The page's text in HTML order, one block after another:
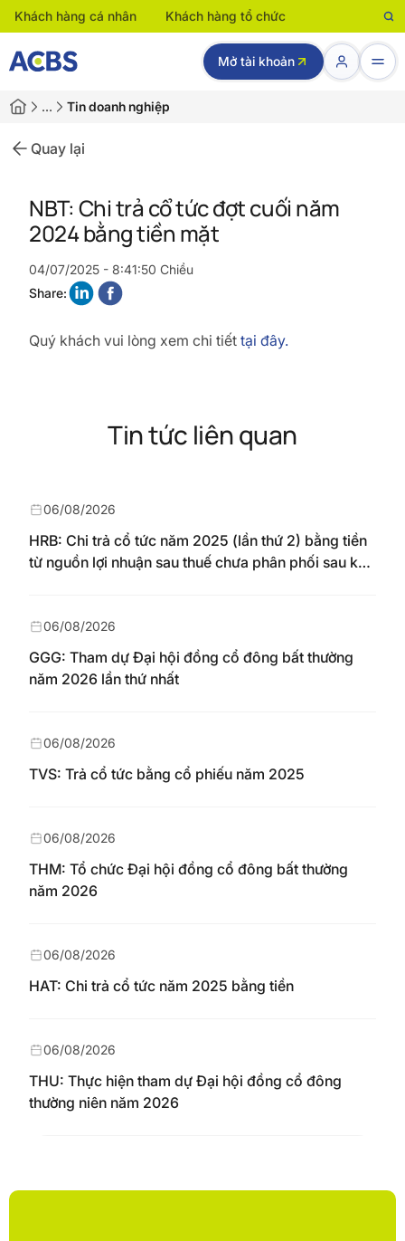
Khách hàng cá nhân Khách hàng tổ chức
Mở tài khoản
… Tin doanh nghiệp
Quay lại
NBT: Chi trả cổ tức đợt cuối năm
2024 bằng tiền mặt
04/07/2025 - 8:41:50 Chiều
Share:
Quý khách vui lòng xem chi tiết tại đây.
Tin tức liên quan
HRB: Chi trả cổ tức năm 2025 (lần thứ 2) bằng tiền
từ nguồn lợi nhuận sau thuế chưa phân phối sau khi
ngày 04/08/2026
06/08/2026
GGG: Tham dự Đại hội đồng cổ đông bất thường
năm 2026 lần thứ nhất
06/08/2026
TVS: Trả cổ tức bằng cổ phiếu năm 2025
06/08/2026
THM: Tổ chức Đại hội đồng cổ đông bất thường
năm 2026
06/08/2026
HAT: Chi trả cổ tức năm 2025 bằng tiền
06/08/2026
THU: Thực hiện tham dự Đại hội đồng cổ đông
thường niên năm 2026
06/08/2026